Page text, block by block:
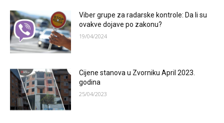
Viber grupe za radarske kontrole: Da li su
ovakve dojave po zakonu?
19/04/2024
Cijene stanova u Zvorniku April 2023.
godina
25/04/2023